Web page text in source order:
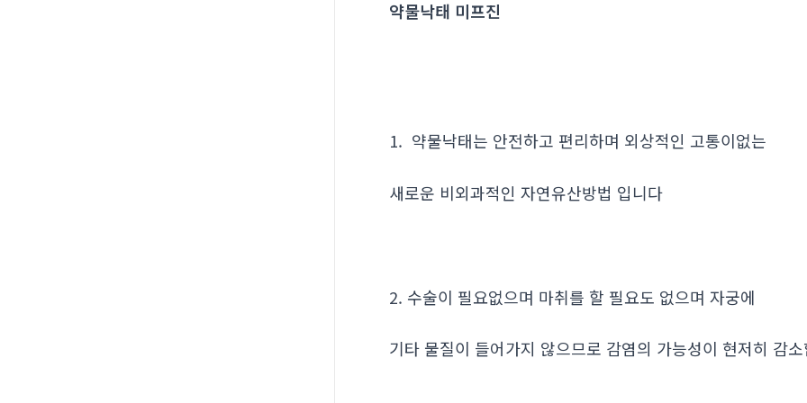
약물낙태 미프진
1. 약물낙태는 안전하고 편리하며 외상적인 고통이없는
새로운 비외과적인 자연유산방법 입니다
2. 수술이 필요없으며 마취를 할 필요도 없으며 자궁에
기타 물질이 들어가지 않으므로 감염의 가능성이 현저히 감